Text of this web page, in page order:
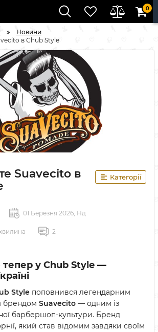
0
Новини
в Chub Style
Suavecito в
Категорії
01 Березня 2026, Нд
2
тепер у Chub Style —
Style поповнився легендарним
брендом Suavecito — одним із
барбершоп-культури. Бренд
який став відомим завдяки своїм